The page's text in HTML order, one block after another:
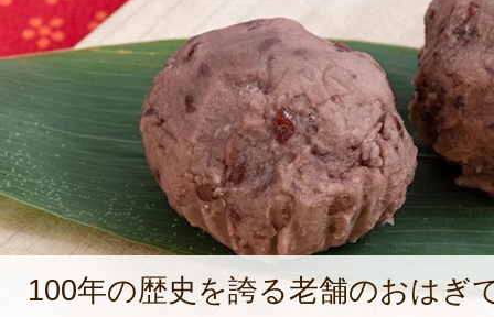
100年の歴史を誇る老舗のおはぎ